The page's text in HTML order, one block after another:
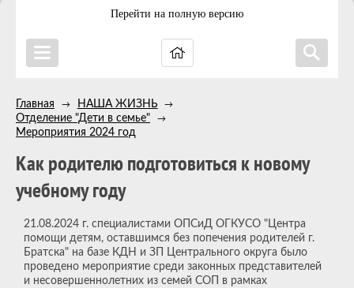
Перейти на полную версию
Главная → НАША ЖИЗНЬ →
Отделение "Дети в семье" →
Мероприятия 2024 год
Как родителю подготовиться к новому
учебному году
21.08.2024 г. специалистами ОПСиД ОГКУСО "Центра
помощи детям, оставшимся без попечения родителей г.
Братска" на базе КДН и ЗП Центрального округа было
проведено мероприятие среди законных представителей
и несовершеннолетних из семей СОП в рамках